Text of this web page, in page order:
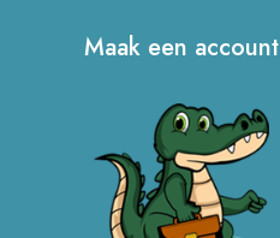
Maak een account